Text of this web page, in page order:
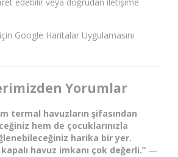
Google Haritalar Uygulamasını
Yorumlar
termal havuzların şifasından
hem de çocuklarınızla
harika bir yer.
kapalı havuz imkanı çok değerli.” —